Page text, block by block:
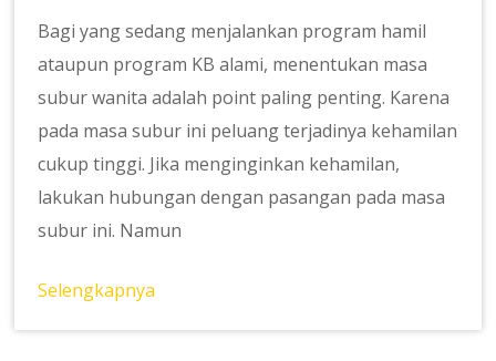
Bagi yang sedang menjalankan program hamil
ataupun program KB alami, menentukan masa
subur wanita adalah point paling penting. Karena
pada masa subur ini peluang terjadinya kehamilan
cukup tinggi. Jika menginginkan kehamilan,
lakukan hubungan dengan pasangan pada masa
subur ini. Namun
Selengkapnya